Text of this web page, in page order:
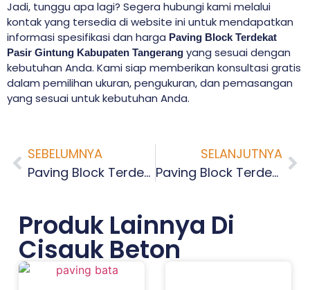
Jadi, tunggu apa lagi? Segera hubungi kami melalui
kontak yang tersedia di website ini untuk mendapatkan
informasi spesifikasi dan harga Paving Block Terdekat
Pasir Gintung Kabupaten Tangerang yang sesuai dengan
kebutuhan Anda. Kami siap memberikan konsultasi gratis
dalam pemilihan ukuran, pengukuran, dan pemasangan
yang sesuai untuk kebutuhan Anda.
SEBELUMNYA
Paving Block Terdekat Jayanti Kabupaten Tangerang
SELANJUTNYA
Paving Block Terdekat Cikande Kabupaten Tangerang
Produk Lainnya Di
Cisauk Beton